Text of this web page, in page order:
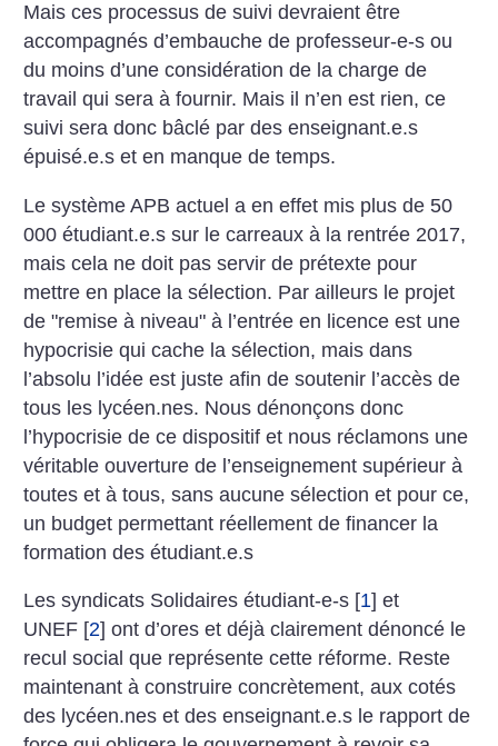
Mais ces processus de suivi devraient être
accompagnés d’embauche de professeur-e-s ou
du moins d’une considération de la charge de
travail qui sera à fournir. Mais il n’en est rien, ce
suivi sera donc bâclé par des enseignant.e.s
épuisé.e.s et en manque de temps.
Le système APB actuel a en effet mis plus de 50
000 étudiant.e.s sur le carreaux à la rentrée 2017,
mais cela ne doit pas servir de prétexte pour
mettre en place la sélection. Par ailleurs le projet
de "remise à niveau" à l’entrée en licence est une
hypocrisie qui cache la sélection, mais dans
l’absolu l’idée est juste afin de soutenir l’accès de
tous les lycéen.nes. Nous dénonçons donc
l’hypocrisie de ce dispositif et nous réclamons une
véritable ouverture de l’enseignement supérieur à
toutes et à tous, sans aucune sélection et pour ce,
un budget permettant réellement de financer la
formation des étudiant.e.s
Les syndicats Solidaires étudiant-e-s [1] et
UNEF [2] ont d’ores et déjà clairement dénoncé le
recul social que représente cette réforme. Reste
maintenant à construire concrètement, aux cotés
des lycéen.nes et des enseignant.e.s le rapport de